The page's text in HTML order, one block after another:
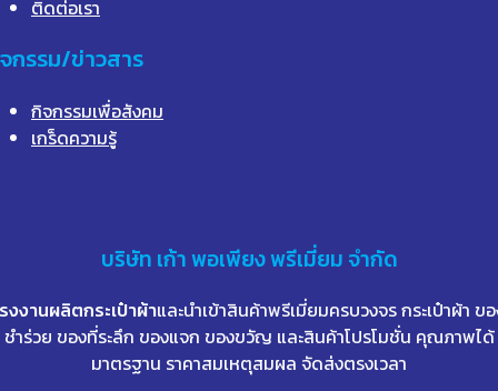
ติดต่อเรา
กรรม/ข่าวสาร
กิจกรรมเพื่อสังคม
เกร็ดความรู้
บริษัท เก้าพอเพียง พรีเมี่ยม จำกัด
งงานผลิตกระเป๋าผ้าและนำเข้าสินค้าพรีเมี่ยมครบวงจร กระเป๋าผ้า ข
ชำร่วย ของที่ระลึก ของแจก ของขวัญ และสินค้าโปรโมชั่น คุณภาพได้
มาตรฐาน ราคาสมเหตุสมผล จัดส่งตรงเวลา